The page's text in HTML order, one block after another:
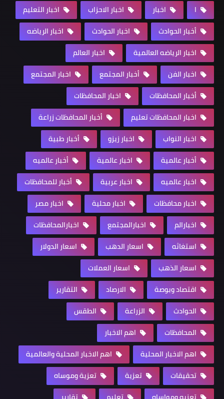
ا اخبار اخبار الاحزاب
اخبار التعليم
أخبار الحوادث
اخبار الحوادث
اخبار الرياضه
اخبار الرياضه العالمية
اخبار العالم
اخبار الفن
أخبار المجتمع
اخبار المجتمع
أخبار المحافظات
اخبار المحافظات
اخبار المحافظات تعليم
أخبار المحافظات زراعة
اخبار النواب
اخبار زيزو
أخبار طبية
أخبار عالمية
اخبار عالمية
أخبار عالميه
اخبار عالميه
اخبار عربية
أخبار للمحافظات
اخبار محافظات
اخبار محلية
اخبار مصر
اخبارالم
اخبارالمجتمع
اخبارالمحافظات
استغاثه
اسعار الدهب
اسعار الدولار
اسعار الذهب
اسعار العملات
اقتصاد وبوصة
الارصاد
التقارير
الحوادث
الزراعة
الطقس
المحافظات
اهم الاخبار
اهم الاخبار المحلية
اهم الاخبار المحلية والعالمية
تحقيقات
تعزية
تعزية وموساه